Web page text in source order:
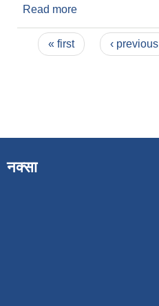
Read more
Pages
« first ‹ previous
नक्सा